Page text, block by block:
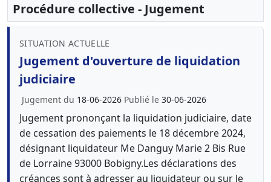
Procédure collective - Jugement
SITUATION ACTUELLE
Jugement d'ouverture de liquidation
judiciaire
Jugement du 18-06-2026 Publié le 30-06-2026
Jugement prononçant la liquidation judiciaire, date
de cessation des paiements le 18 décembre 2024,
désignant liquidateur Me Danguy Marie 2 Bis Rue
de Lorraine 93000 Bobigny.Les déclarations des
créances sont à adresser au liquidateur ou sur le